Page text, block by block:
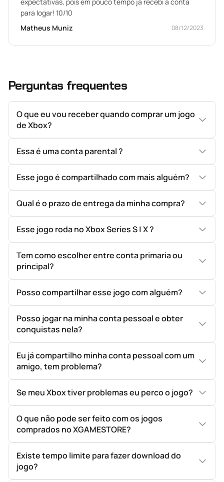
para logar! 10/10
Matheus Muniz
08/12/2023
Perguntas frequentes
O que eu vou receber quando comprar um jogo
de Xbox?
Essa é uma conta parental ?
Esse jogo é compartilhado com mais alguém?
Qual é o prazo de entrega da minha compra?
Esse jogo roda no Xbox Series S | X ?
Tem como escolher entre conta primaria ou
principal?
Posso compartilhar esse jogo com alguém?
Posso jogar na minha conta pessoal e obter
conquistas nela?
Eu já compartilho minha conta pessoal com um
amigo, tem problema?
Se meu Xbox tiver problemas eu perco o jogo?
O que não pode ser feito com os jogos
comprados no XGAMESTORE?
Existe tempo limite para fazer download do
jogo?